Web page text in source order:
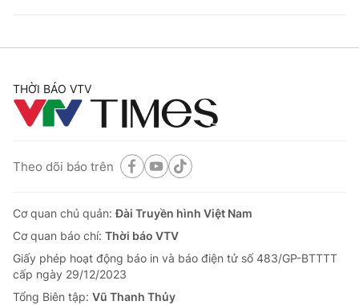
THỜI BÁO VTV
Theo dõi báo trên
Cơ quan chủ quản:Đài Truyền hình Việt Nam
Cơ quan báo chí: Thời báo VTV
Giấy phép hoạt động báo in và báo điện tử số 483/GP-BTTTT
cấp ngày 29/12/2023
Tổng Biên tập: Vũ Thanh Thủy